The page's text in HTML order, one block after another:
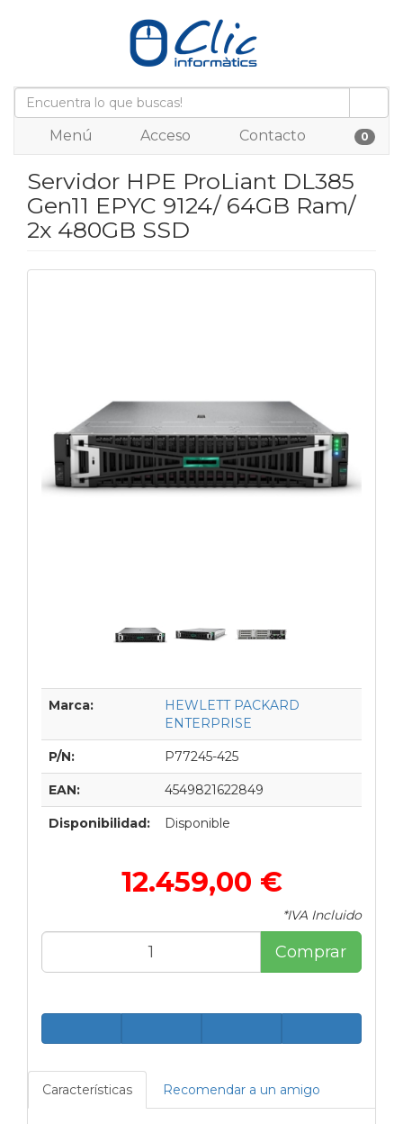
Menú Acceso Contacto 0
Servidor HPE ProLiant DL385
Gen11 EPYC 9124/ 64GB Ram/
2x 480GB SSD
Marca:
HEWLETT PACKARD
ENTERPRISE
P/N: P77245-425
EAN: 4549821622849
Disponibilidad: Disponible
12.459,00 €
*IVA Incluido
Comprar
Características Recomendar a un amigo